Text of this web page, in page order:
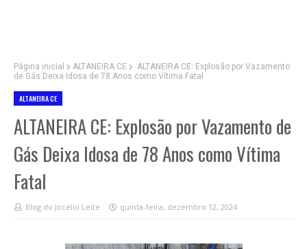
Página inicial ALTANEIRA CE
ALTANEIRA CE: Explosão por Vazamento
de Gás Deixa Idosa de 78 Anos como Vítima Fatal
ALTANEIRA CE
ALTANEIRA CE: Explosão por Vazamento de
Gás Deixa Idosa de 78 Anos como Vítima
Fatal
Blog do Jocélio Leite quinta-feira, dezembro 12, 2024